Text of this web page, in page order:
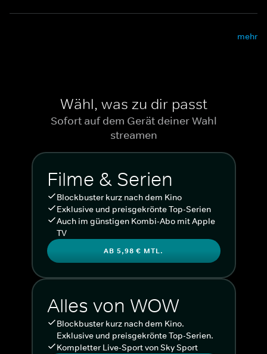
mehr
Wähl, was zu dir passt
Sofort auf dem Gerät deiner Wahl
streamen
Filme & Serien
Blockbuster kurz nach dem Kino
Exklusive und preisgekrönte Top-Serien
Auch im günstigen Kombi-Abo mit Apple
TV
AB 5,98 € MTL.
Alles von WOW
Blockbuster kurz nach dem Kino.
Exklusive und preisgekrönte Top-Serien.
Kompletter Live-Sport von Sky Sport